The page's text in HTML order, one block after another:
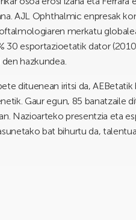
AJL Ophthalmic enpresak
merkatu
30 esportazioetatik dator
hazkundea.
dituenean iritsi da, AEBetatik
Gaur egun, 85 banatzaile
Nazioarteko presentzia eta
bat bihurtu da,